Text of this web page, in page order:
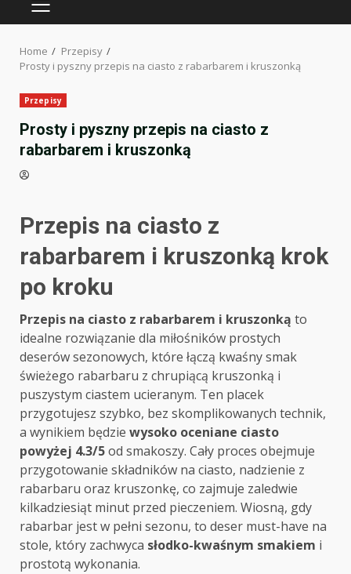
PRIMARY
Home
Przepisy
Prosty i pyszny przepis na ciasto z rabarbarem i kruszonką
Przepisy
Prosty i pyszny przepis na ciasto z
rabarbarem i kruszonką
Przepis na ciasto z
rabarbarem i kruszonką krok
po kroku
Przepis na ciasto z rabarbarem i kruszonką to
idealne rozwiązanie dla miłośników prostych
deserów sezonowych, które łączą kwaśny smak
świeżego rabarbaru z chrupiącą kruszonką i
puszystym ciastem ucieranym. Ten placek
przygotujesz szybko, bez skomplikowanych technik,
a wynikiem będzie wysoko oceniane ciasto
powyżej 4.3/5od smakoszy. Cały proces obejmuje
przygotowanie składników na ciasto, nadzienie z
rabarbaru oraz kruszonkę, co zajmuje zaledwie
kilkadziesiąt minut przed pieczeniem. Wiosną, gdy
rabarbar jest w pełni sezonu, to deser must-have na
stole, który zachwyca słodko-kwaśnym smakiem i
prostotą wykonania.